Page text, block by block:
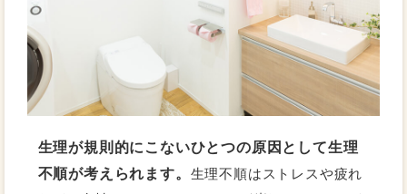
生理が規則的にこないひとつの原因として生理
不順が考えられます。 生理不順はストレスや疲れ